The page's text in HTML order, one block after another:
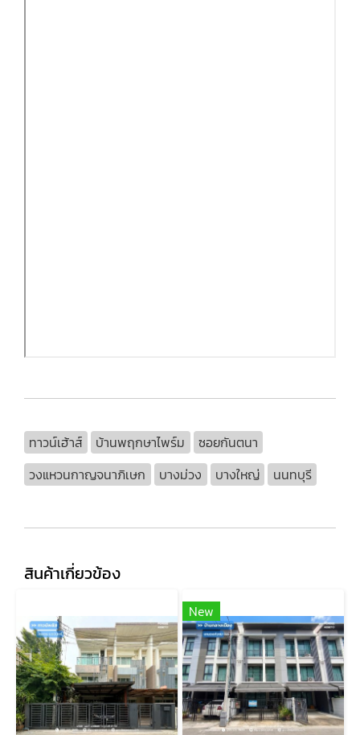
ทาวน์เฮ้าส์ บ้านพฤกษาไพร์ม
ซอยกันตนา
วงแหวนกาญจนาภิเษก
บางม่วง บางใหญ่ นนทบุรี
สินค้าเกี่ยวข้อง
New